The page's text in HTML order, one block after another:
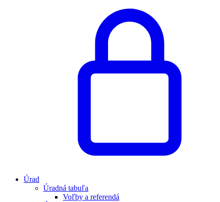
Úrad
Úradná tabuľa
Voľby a referendá